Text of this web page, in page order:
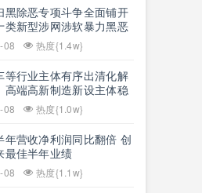
黑除恶专项斗争全面铺开
类新型涉网涉软暴力黑恶
打
08 热度{1.4w}
等行业主体有序出清化解
高端高新制造新设主体稳
08 热度{1.0w}
年营收净利润同比翻倍 创
最佳半年业绩
08 热度{1.1w}